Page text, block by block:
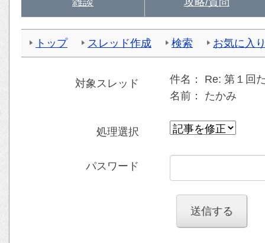
トップ スレッド作成 検索 お気に入
対象スレッド 件名： Re: 第１回
名前： たかみ
処理選択
パスワード